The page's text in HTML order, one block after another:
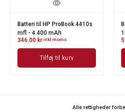
Batteri til HP ProBook 4410s
mfl - 4.400 mAh
346.00 kr.inkl moms
Tilføj til kurv
Alle rettigheder